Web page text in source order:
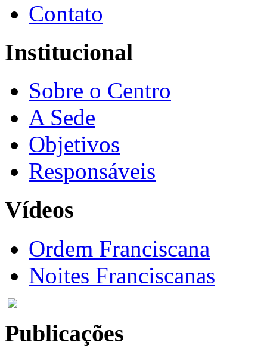
Contato
Institucional
Sobre o Centro
A Sede
Objetivos
Responsáveis
Vídeos
Ordem Franciscana
Noites Franciscanas
Publicações